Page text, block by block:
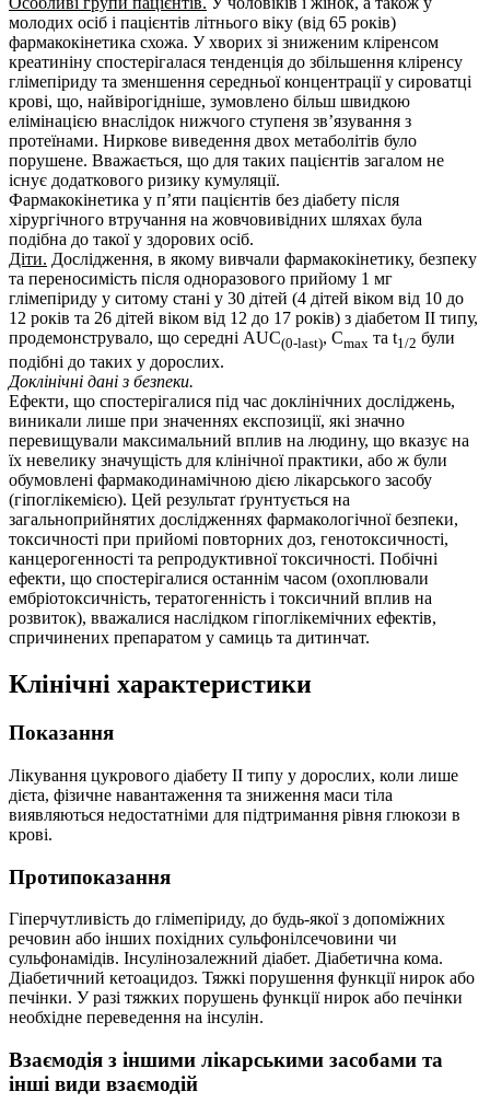
молодих осіб і пацієнтів літнього віку (від 65 років)
фармакокінетика схожа. У хворих зі зниженим кліренсом
креатиніну спостерігалася тенденція до збільшення кліренсу
глімепіриду та зменшення середньої концентрації у сироватці
крові, що, найвірогідніше, зумовлено більш швидкою
елімінацією внаслідок нижчого ступеня зв’язування з
протеїнами. Ниркове виведення двох метаболітів було
порушене. Вважається, що для таких пацієнтів загалом не
існує додаткового ризику кумуляції.
Фармакокінетика у п’яти пацієнтів без діабету після
хірургічного втручання на жовчовивідних шляхах була
подібна до такої у здорових осіб.
Діти. Дослідження, в якому вивчали фармакокінетику, безпеку
та переносимість після одноразового прийому 1 мг
глімепіриду у ситому стані у 30 дітей (4 дітей віком від 10 до
12 років та 26 дітей віком від 12 до 17 років) з діабетом ІІ типу,
продемонструвало, що середні AUC(0-last), Cmax та t1/2 були
подібні до таких у дорослих.
Доклінічні дані з безпеки.
Ефекти, що спостерігалися під час доклінічних досліджень,
виникали лише при значеннях експозиції, які значно
перевищували максимальний вплив на людину, що вказує на
їх невелику значущість для клінічної практики, або ж були
обумовлені фармакодинамічною дією лікарського засобу
(гіпоглікемією). Цей результат ґрунтується на
загальноприйнятих дослідженнях фармакологічної безпеки,
токсичності при прийомі повторних доз, генотоксичності,
канцерогенності та репродуктивної токсичності. Побічні
ефекти, що спостерігалися останнім часом (охоплювали
ембріотоксичність, тератогенність і токсичний вплив на
розвиток), вважалися наслідком гіпоглікемічних ефектів,
спричинених препаратом у самиць та дитинчат.
Клінічні характеристики
Показання
Лікування цукрового діабету ІІ типу у дорослих, коли лише
дієта, фізичне навантаження та зниження маси тіла
виявляються недостатніми для підтримання рівня глюкози в
крові.
Протипоказання
Гіперчутливість до глімепіриду, до будь-якої з допоміжних
речовин або інших похідних сульфонілсечовини чи
сульфонамідів. Інсулінозалежний діабет. Діабетична кома.
Діабетичний кетоацидоз. Тяжкі порушення функції нирок або
печінки. У разі тяжких порушень функції нирок або печінки
необхідне переведення на інсулін.
Взаємодія з іншими лікарськими засобами та
інші види взаємодій